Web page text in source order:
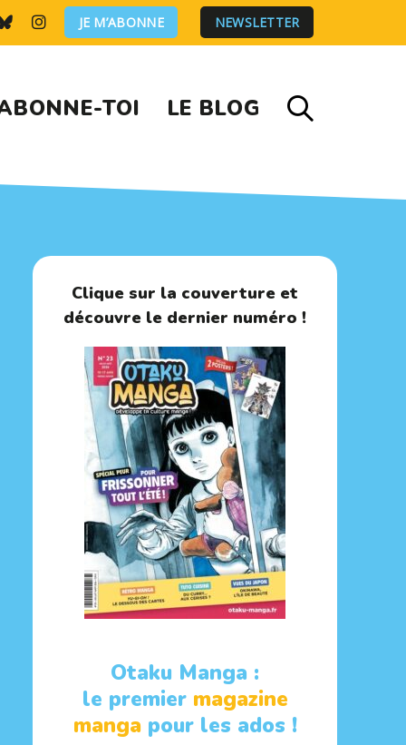
JE M’ABONNE NEWSLETTER
TOI LE BLOG
Clique sur la couverture et
découvre le dernier numéro !
Otaku Manga :
le premier magazine
mangapour les ados !